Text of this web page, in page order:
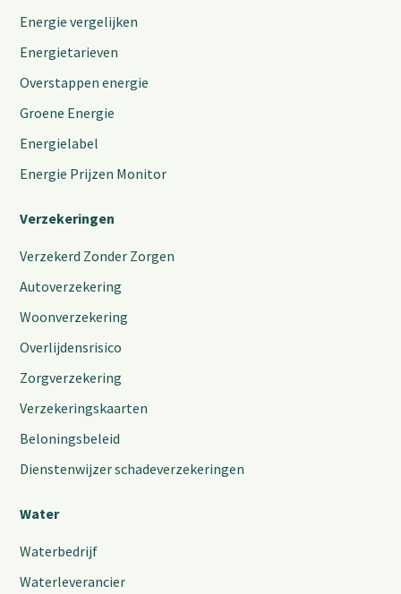
Energie vergelijken
Energietarieven
Overstappen energie
Groene Energie
Energielabel
Energie Prijzen Monitor
Verzekeringen
Verzekerd Zonder Zorgen
Autoverzekering
Woonverzekering
Overlijdensrisico
Zorgverzekering
Verzekeringskaarten
Beloningsbeleid
Dienstenwijzer schadeverzekeringen
Water
Waterbedrijf
Waterleverancier